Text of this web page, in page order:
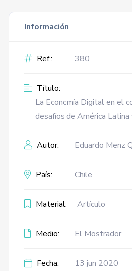
Información
Ref.: 380
Título:
La Economía Digital en el
desafíos de América Latina
Autor: Eduardo Menz
País: Chile
Material: Artículo
Medio: El Mostrador
Fecha: 13 jun 2020